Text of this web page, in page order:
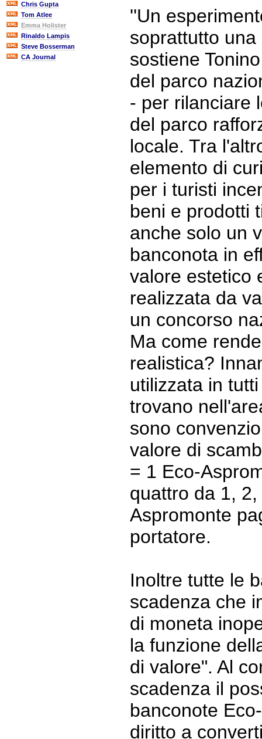
Chris Gupta
Tom Atlee
Emma Holister
Rinaldo Lampis
Steve Bosserman
CA Journal
''Un
soprattutto
sostiene
del parco
- per rilanciare
del parco
locale. Tra
elemento di
per i turisti
beni e prodotti
anche solo un
banconota in
valore estetico
realizzata da
un concorso
Ma come
realistica?
utilizzata in
trovano
sono
valore di
= 1 Eco-
quattro da 1,
Aspromonte
portatore.
Inoltre tutte le
scadenza che
di moneta
la funzione
di valore". Al
scadenza il
banconote
diritto a